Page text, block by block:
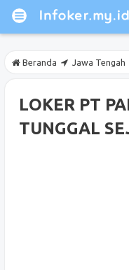
Beranda Jawa Tengah
LOKER PT
TUNGGAL